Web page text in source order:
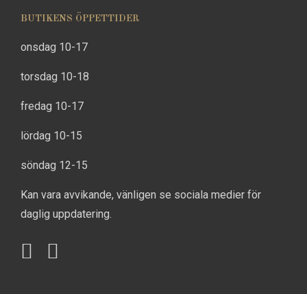
BUTIKENS ÖPPETTIDER
onsdag 10-17
torsdag 10-18
fredag 10-17
lördag 10-15
söndag 12-15
Kan vara avvikande, vänligen se sociala medier för
daglig uppdatering.